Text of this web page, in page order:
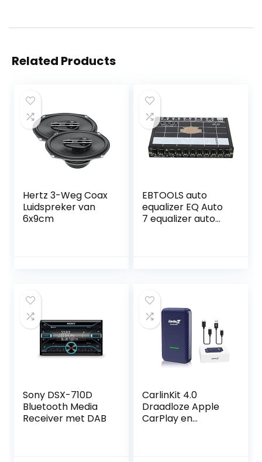
Related Products
Hertz 3-Weg Coax
Luidspreker van
6x9cm
EBTOOLS auto
equalizer EQ Auto
7 equalizer auto
Sony DSX-710D
Bluetooth Media
Receiver met DAB
CarlinKit 4.0
Draadloze Apple
CarPlay en